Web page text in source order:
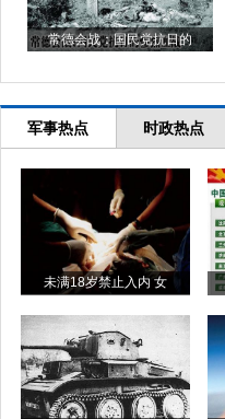
常德会战：国民党抗日的
军事热点 时政热点
未满18岁禁止入内 女